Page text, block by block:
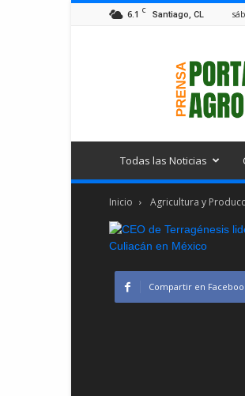
6.1 C Santiago, CL
Todas las Noticias
Inicio Agricultura y
Compartir en